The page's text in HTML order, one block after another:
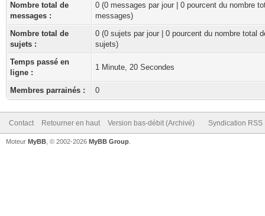
Nombre total de
messages :
0 (0 messages par jour | 0 pourcent du nombre
messages)
Nombre total de
sujets :
0 (0 sujets par jour | 0 pourcent du nombre total
sujets)
Temps passé en
ligne :
1 Minute, 20 Secondes
Membres parrainés : 0
Contact Retourner en haut Version bas-débit (Archivé) Syndication RSS
Moteur MyBB , © 2002-2026 MyBB Group